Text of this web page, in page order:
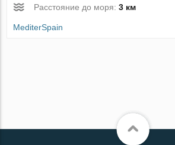
Расстояние до моря:3 км
MediterSpain